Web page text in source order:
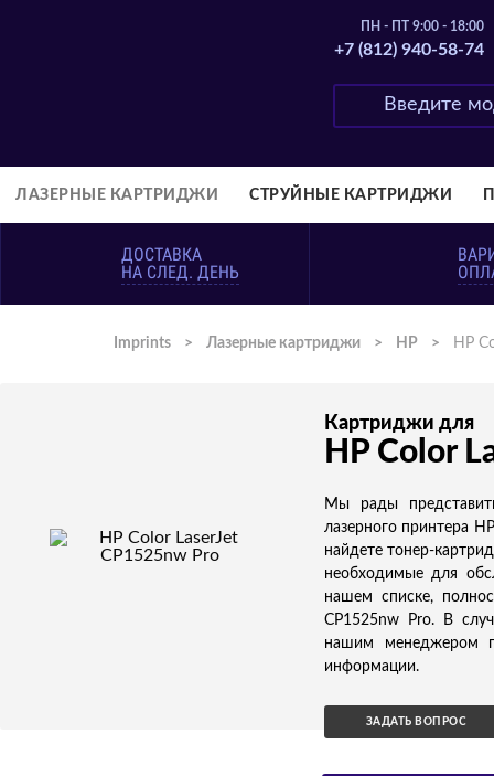
ПН - ПТ 9:00 - 18:00
+7 (812) 940-58-74
ЛАЗЕРНЫЕ КАРТРИДЖИ СТРУЙНЫЕ КАРТРИДЖИ
ДОСТАВКА
НА СЛЕД. ДЕНЬ
Imprints > Лазерные картриджи > HP > HP
Картриджи для
HP Color
Мы рады
лазерного принтера
найдете тонер-
необходимые для
нашем списке,
CP1525nw Pro. В
нашим менеджером
информации.
ЗАДАТЬ ВОПРОС